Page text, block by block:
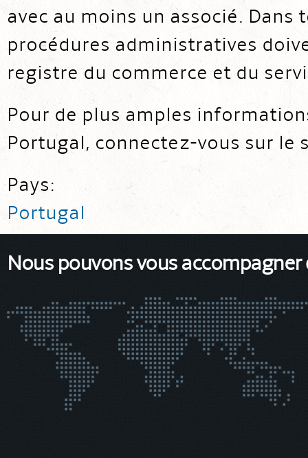
avec au moins un associé. Dans
procédures administratives
registre du commerce et du
Pour de plus amples
Portugal, connectez-vous sur le
Pays:
Portugal
Nous pouvons vous accompagner